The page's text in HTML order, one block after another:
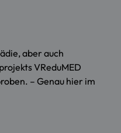
aber auch
VReduMED
– Genau hier im